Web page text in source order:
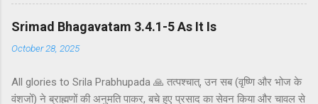
लोगों के लिए विषय है जो प्रयोगात्मक ज्ञान और दर्शन द्वारा अनुमान लगाने और
समझने के इच्छुक हैं। दूसरे वर्ग के लोग कृष्णभावनामृत में कर्म करते हैं, जैसा कि
दूसरे अध्याय के इकसठवें श्लोक में बताया गया है। भगवान ने उनतीसवें श्लोक में भी
कर्म के बंधनों से मुक्त हो सकता है; और इसके अतिरिक्त, इस प्रक्रिया में कोई दोष
Srimad Bhagavatam 3.4.1-5 As It Is
October 28, 2025
All glories to Srila Prabhupada 🙏 तत्पश्चात्, उन सब (वृष्णि और भोज के
वंशजों) ने ब्राह्मणों की अनुमति पाकर, बचे हुए प्रसाद का सेवन किया और चावल से